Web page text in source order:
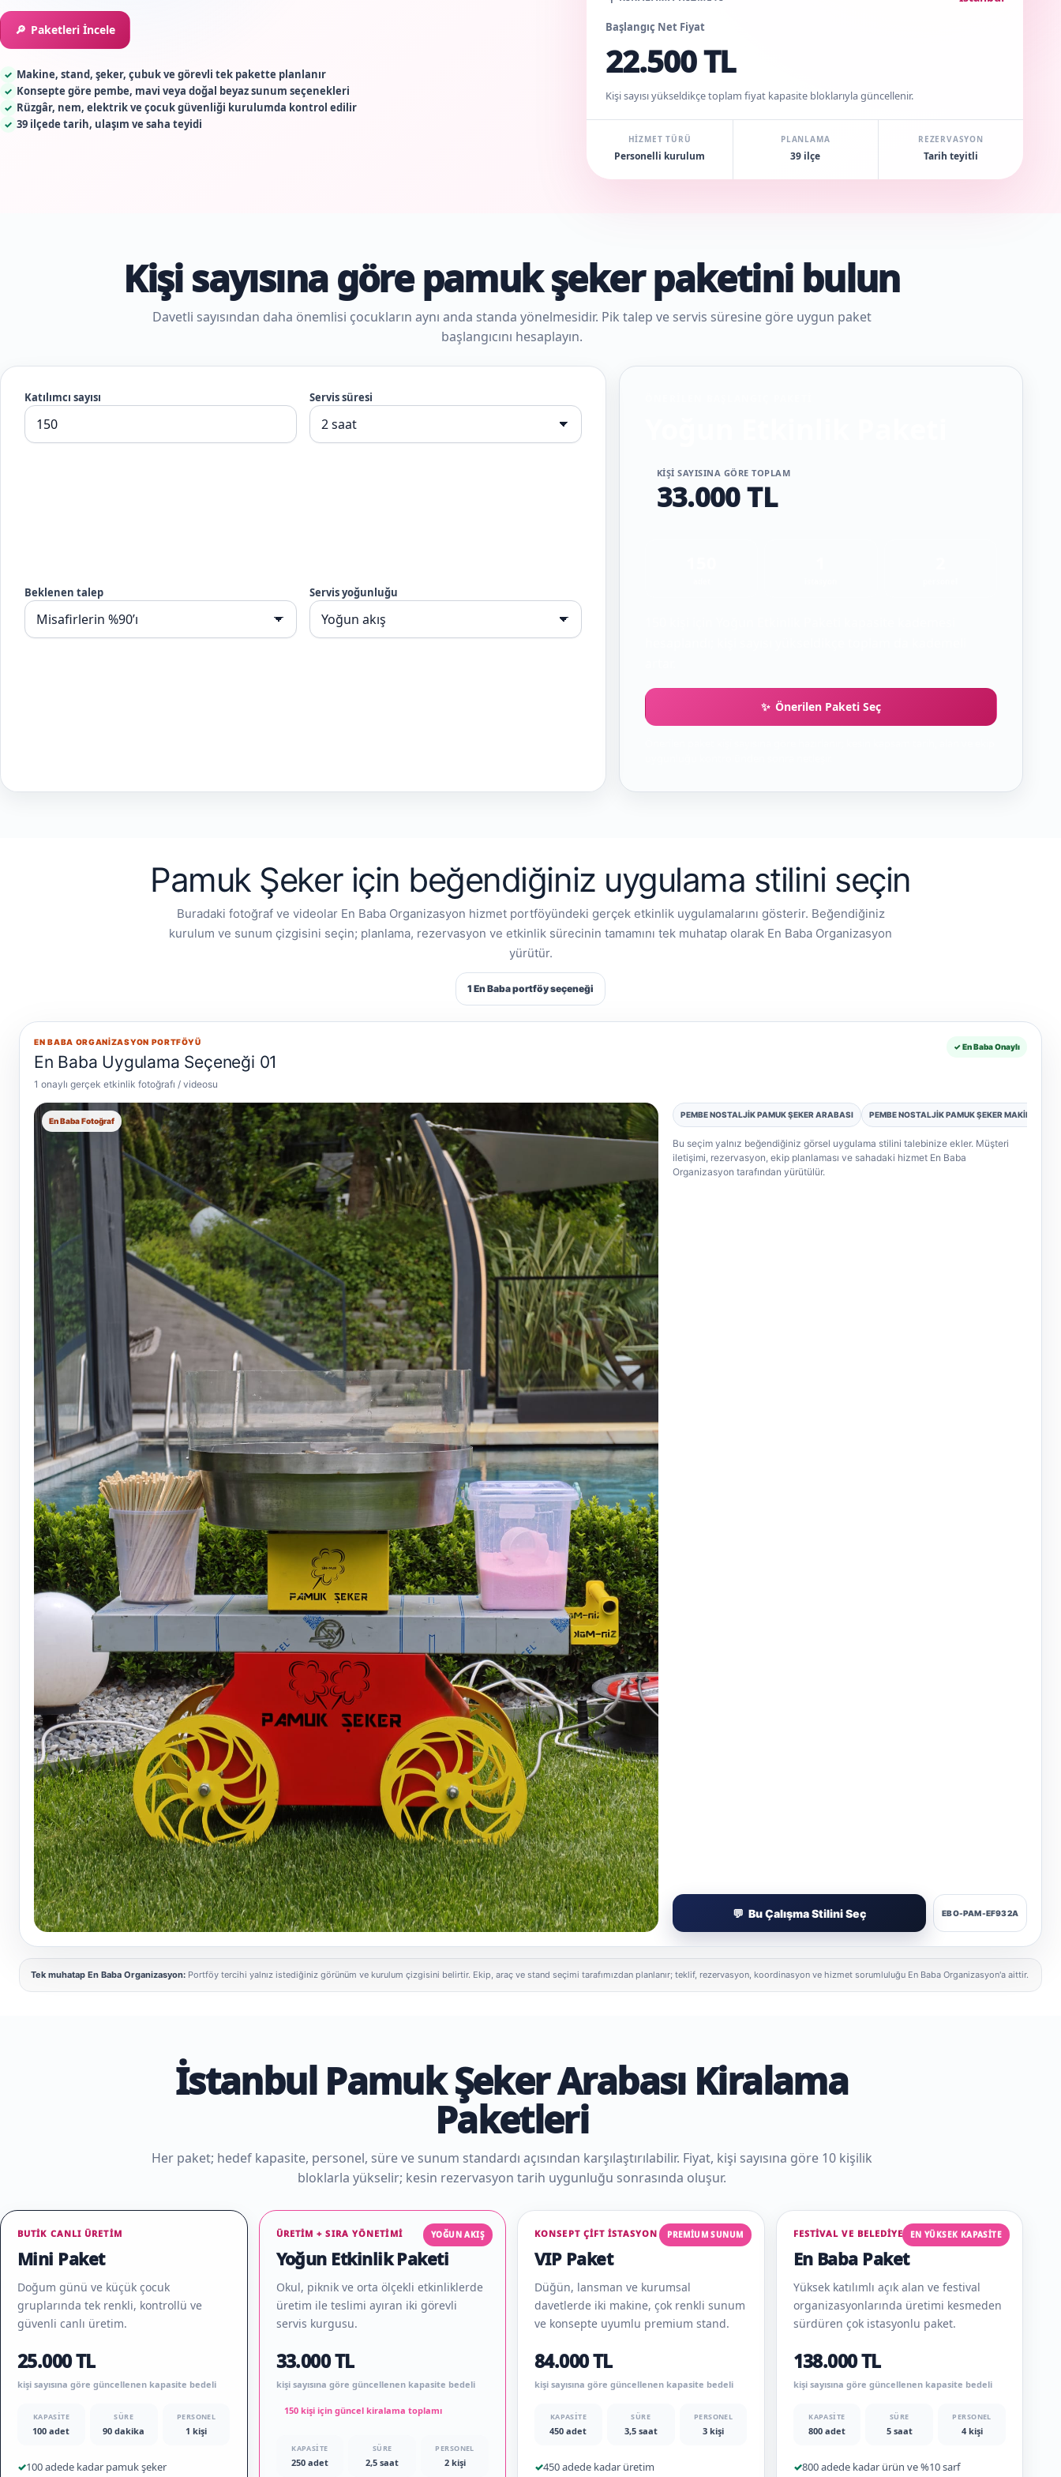
Paketleri İncele
✓ Makine, stand, şeker, çubuk ve görevli tek pakette planlanır
✓ Konsepte göre pembe, mavi veya doğal beyaz sunum seçenekleri
✓ Rüzgâr, nem, elektrik ve çocuk güvenliği kurulumda kontrol edilir
✓ 39 ilçede tarih, ulaşım ve saha teyidi
Başlangıç Net Fiyat
22.500 TL
Kişi sayısı yükseldikçe toplam fiyat kapasite bloklarıyla güncellenir.
HIZMET TÜRÜ
Personelli kurulum
PLANLAMA
39 ilçe
REZERVASYON
Tarih teyitli
Kişi sayısına göre pamuk şeker paketini bulun
Davetli sayısından daha önemlisi çocukların aynı anda standa yönelmesidir. Pik talep ve servis süresine göre uygun paket
başlangıcını hesaplayın.
Katılımcı sayısı Servis süresi
Beklenen talep Servis yoğunluğu
KIŞI SAYISINA GÖRE TOPLAM
33.000 TL
Önerilen Paketi Seç
Pamuk Şeker için beğendiğiniz uygulama stilini seçin
Buradaki fotoğraf ve videolar En Baba Organizasyon hizmet portföyündeki gerçek etkinlik uygulamalarını gösterir. Beğendiğiniz
kurulum ve sunum çizgisini seçin; planlama, rezervasyon ve etkinlik sürecinin tamamını tek muhatap olarak En Baba Organizasyon
yürütür.
1 En Baba portföy seçeneği
EN BABA ORGANIZASYON PORTFÖYÜ
En Baba Uygulama Seçeneği 01
1 onaylı gerçek etkinlik fotoğrafı / videosu
✓ En Baba Onaylı
En Baba Fotoğraf
PEMBE NOSTALJİK PAMUK ŞEKER ARABASI PEMBE NOSTALJİK PAMUK ŞEKER MAKİNESİ
Bu seçim yalnız beğendiğiniz görsel uygulama stilini talebinize ekler. Müşteri
iletişimi, rezervasyon, ekip planlaması ve sahadaki hizmet En Baba
Organizasyon tarafından yürütülür.
Bu Çalışma Stilini Seç EBO-PAM-EF932A
Tek muhatap En Baba Organizasyon: Portföy tercihi yalnız istediğiniz görünüm ve kurulum çizgisini belirtir. Ekip, araç ve stand seçimi tarafımızdan planlanır; teklif, rezervasyon, koordinasyon ve hizmet sorumluluğu En Baba Organizasyon'a aittir.
İstanbul Pamuk Şeker Arabası Kiralama
Paketleri
Her paket; hedef kapasite, personel, süre ve sunum standardı açısından karşılaştırılabilir. Fiyat, kişi sayısına göre 10 kişilik
bloklarla yükselir; kesin rezervasyon tarih uygunluğu sonrasında oluşur.
BUTIK CANLI ÜRETIM
Mini Paket
Doğum günü ve küçük çocuk
gruplarında tek renkli, kontrollü ve
güvenli canlı üretim.
25.000 TL
kişi sayısına göre güncellenen kapasite bedeli
KAPASITE
100 adet
SÜRE
90 dakika
PERSONEL
1 kişi
✓100 adede kadar pamuk şeker
YOĞUN AKIŞ
ÜRETIM + SIRA YÖNETIMI
Yoğun Etkinlik Paketi
Okul, piknik ve orta ölçekli etkinliklerde
üretim ile teslimi ayıran iki görevli
servis kurgusu.
33.000 TL
kişi sayısına göre güncellenen kapasite bedeli
150 kişi için güncel kiralama toplamı
KAPASITE
250 adet
SÜRE
2,5 saat
PERSONEL
2 kişi
PREMIUM SUNUM
KONSEPT ÇIFT İSTASYON
VIP Paket
Düğün, lansman ve kurumsal
davetlerde iki makine, çok renkli sunum
ve konsepte uyumlu premium stand.
84.000 TL
kişi sayısına göre güncellenen kapasite bedeli
KAPASITE
450 adet
SÜRE
3,5 saat
PERSONEL
3 kişi
✓450 adede kadar üretim
EN YÜKSEK KAPASITE
FESTIVAL VE BELEDIYE
En Baba Paket
Yüksek katılımlı açık alan ve festival
organizasyonlarında üretimi kesmeden
sürdüren çok istasyonlu paket.
138.000 TL
kişi sayısına göre güncellenen kapasite bedeli
KAPASITE
800 adet
SÜRE
5 saat
PERSONEL
4 kişi
✓800 adede kadar ürün ve %10 sarf